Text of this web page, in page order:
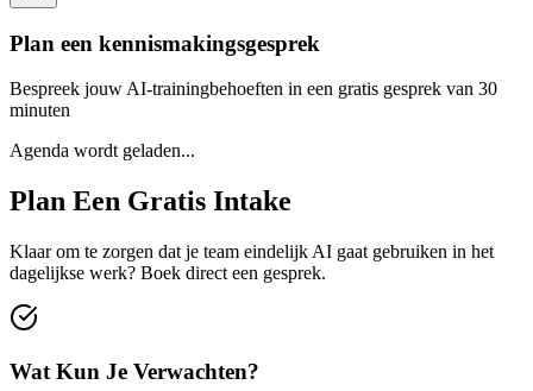
Plan een kennismakingsgesprek
Bespreek jouw AI-trainingbehoeften in een gratis gesprek van 30
minuten
Agenda wordt geladen...
Plan Een Gratis Intake
Klaar om te zorgen dat je team eindelijk AI gaat gebruiken in het
dagelijkse werk? Boek direct een gesprek.
Wat Kun Je Verwachten?